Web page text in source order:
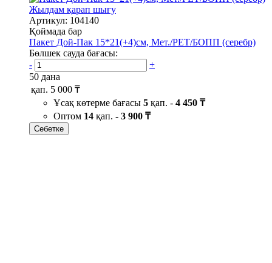
Жылдам қарап шығу
Артикул: 104140
Қоймада бар
Пакет Дой-Пак 15*21(+4)см, Мет./PET/БОПП (серебр)
Бөлшек сауда бағасы:
-
+
50 дана
қап. 5 000 ₸
Ұсақ көтерме бағасы 5 қап. - 4 450 ₸
Оптом 14 қап. - 3 900 ₸
Себетке